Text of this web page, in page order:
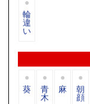
輪
違
い
葵 青
木
麻 朝
顔